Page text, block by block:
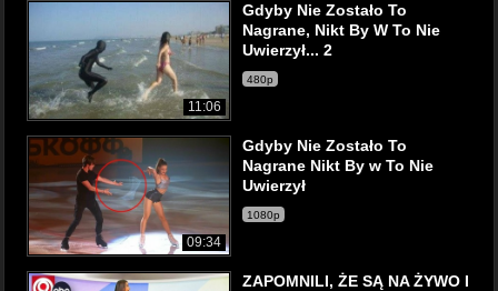
11:06
Gdyby Nie Zostało To
Nagrane, Nikt By W To Nie
Uwierzył... 2
480p
09:34
Gdyby Nie Zostało To
Nagrane Nikt By w To Nie
Uwierzył
1080p
ZAPOMNILI, ŻE SĄ NA ŻYWO I